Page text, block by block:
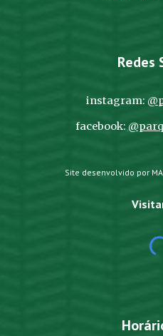
Redes
instagram:
facebook:
Site desenvolvido por